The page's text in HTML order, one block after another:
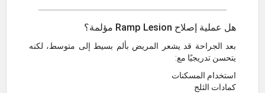
هل عملية إصلاح Ramp Lesion مؤلمة؟
بعد الجراحة قد يشعر المريض بألم بسيط إلى متوسط، لكنه
يتحسن تدريجيًا مع:
استخدام المسكنات
كمادات الثلج